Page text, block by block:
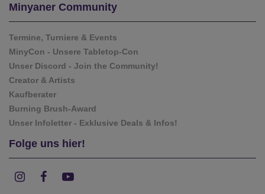
Minyaner Community
Termine, Turniere & Events
MinyCon - Unsere Tabletop-Con
Unser Discord - Join the Community!
Creator & Artists
Kaufberater
Burning Brush-Award
Unser Infoletter - Exklusive Deals & Infos!
Folge uns hier!